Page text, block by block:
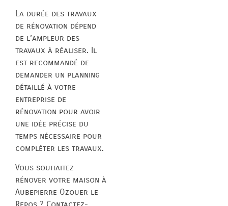
La durée des travaux
de rénovation dépend
de l’ampleur des
travaux à réaliser. Il
est recommandé de
demander un planning
détaillé à votre
entreprise de
rénovation pour avoir
une idée précise du
temps nécessaire pour
compléter les travaux.
Vous souhaitez
rénover votre maison à
Aubepierre Ozouer le